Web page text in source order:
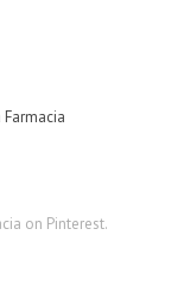
on Pinterest.